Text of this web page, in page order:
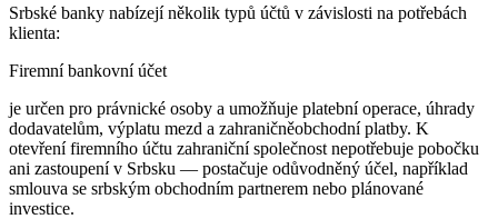
Srbské banky nabízejí několik typů účtů v závislosti na potřebách
klienta:
Firemní bankovní účet
je určen pro právnické osoby a umožňuje platební operace, úhrady
dodavatelům, výplatu mezd a zahraničněobchodní platby. K
otevření firemního účtu zahraniční společnost nepotřebuje pobočku
ani zastoupení v Srbsku — postačuje odůvodněný účel, například
smlouva se srbským obchodním partnerem nebo plánované
investice.